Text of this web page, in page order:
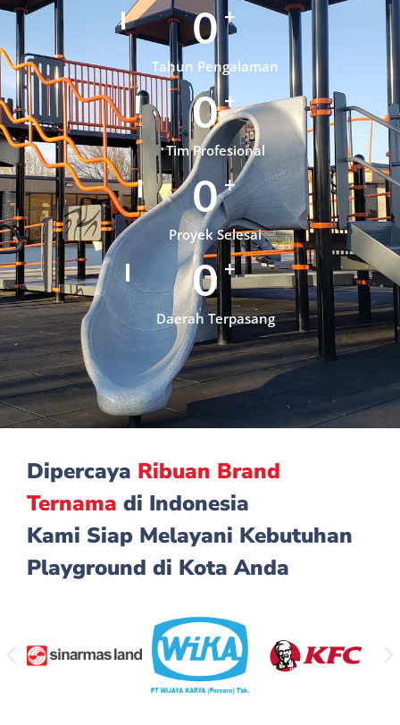
0 +
Tahun Pengalaman
0 +
Tim Profesional
0 +
Proyek Selesai
0 +
Daerah Terpasang
Dipercaya Ribuan Brand
Ternama di Indonesia
Kami Siap Melayani Kebutuhan
Playground di Kota Anda